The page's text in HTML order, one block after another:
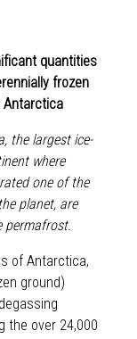
quantities
frozen
Antarctica
the largest ice-
where
one of the
planet, are
permafrost.
of Antarctica,
ground)
the over 24,000